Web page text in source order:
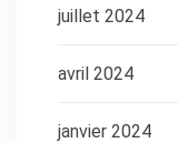
juillet 2024
avril 2024
janvier 2024